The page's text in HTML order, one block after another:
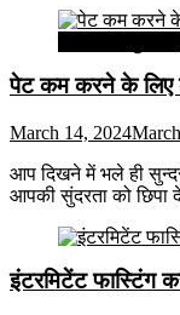
पेट कम करने के लिए
March 14, 2024
आप दिखने में भले ही
आपकी सुंदरता को छिपा
इंटरमिटेंट फास्टिंग